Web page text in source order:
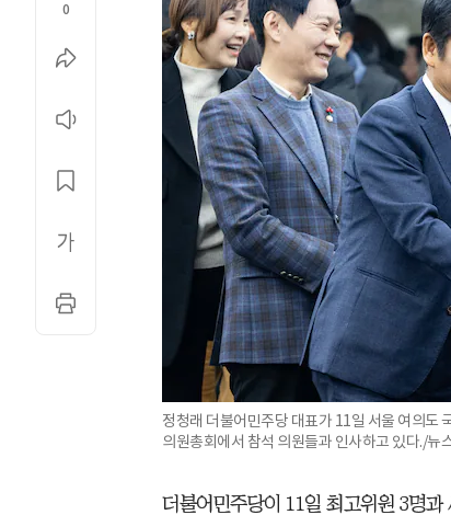
0
정청래 더불어민주당 대표가 11일 서울 여의도
의원총회에서 참석 의원들과 인사하고 있다./뉴
더불어민주당이 11일 최고위원 3명